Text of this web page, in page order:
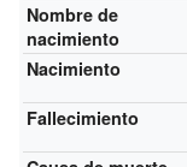
Nombre de
nacimiento
Nacimiento
Fallecimiento